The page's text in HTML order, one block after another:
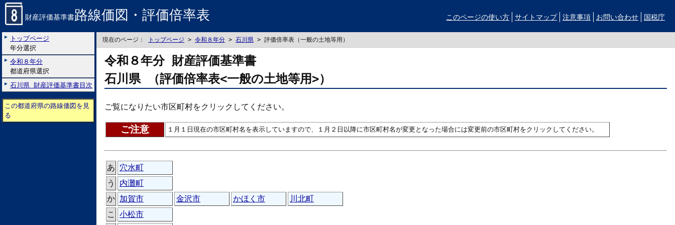
財産評価基準書路線価図・評価倍率表 このページの使い方 サイトマップ 注意事項 お問い合わせ 国税庁
トップページ
年分選択
令和８年分
都道府県選択
石川県 財産評価基準書目次
この都道府県の路線価図を見
る
現在のページ： トップページ > 令和８年分 > 石川県 > 評価倍率表（一般の土地等用）
令和８年分 財産評価基準書
石川県 （評価倍率表<一般の土地等用>）
ご覧になりたい市区町村をクリックしてください。
ご注意 １月１日現在の市区町村名を表示していますので、１月２日以降に市区町村名が変更となった場合には変更前の市区町村をクリックしてください。
あ 穴水町
う
内灘町
か 加賀市 金沢市 かほく市
川北町
こ
小松市